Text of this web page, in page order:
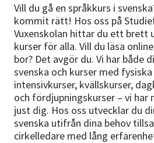
Lyssna
Vill du gå en språkkurs i
kommit rätt! Hos oss på
Vuxenskolan hittar du ett brett
kurser för alla. Vill du läsa
bor? Det avgör du. Vi har både
svenska och kurser med
intensivkurser, kvällskurser,
och fördjupningskurser – vi har
just dig. Hos oss utvecklar du
svenska utifrån dina behov
cirkelledare med lång